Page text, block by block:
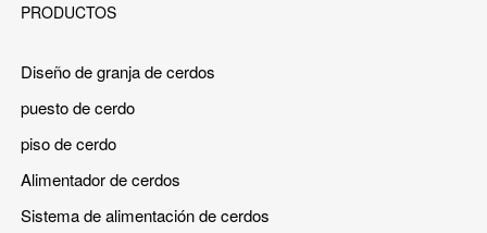
PRODUCTOS
Diseño de granja de cerdos
puesto de cerdo
piso de cerdo
Alimentador de cerdos
Sistema de alimentación de cerdos